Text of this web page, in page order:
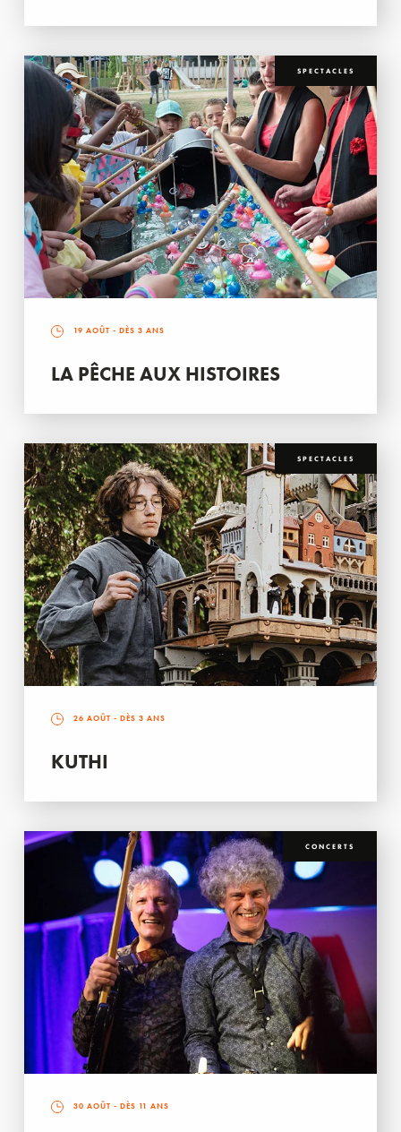
SPECTACLES
19 AOÛT - DÈS 3 ANS
LA PÊCHE AUX HISTOIRES
SPECTACLES
26 AOÛT - DÈS 3 ANS
KUTHI
CONCERTS
30 AOÛT - DÈS 11 ANS